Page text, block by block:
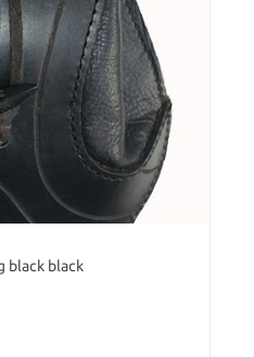
black black